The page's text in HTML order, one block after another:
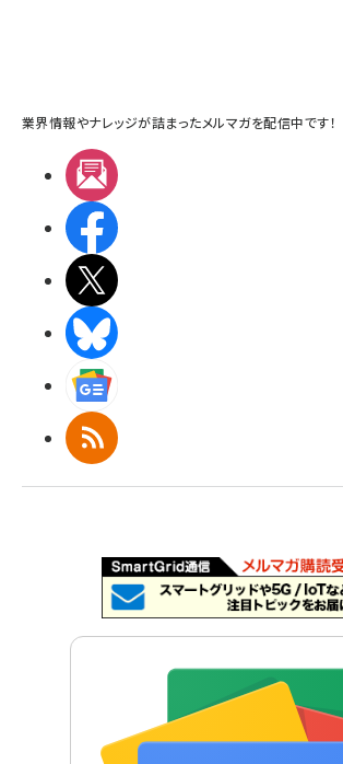
業界情報やナレッジが詰まったメルマガを配信中です！
RSS